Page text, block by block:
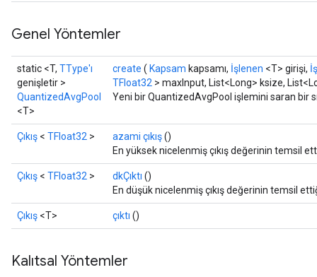
Genel Yöntemler
static <T, TType'ı
genişletir >
QuantizedAvgPool
<T>
create ( Kapsam kapsamı, İşlenen <T> girişi,
TFloat32 > maxInput, List<Long> ksize,
Yeni bir QuantizedAvgPool işlemini saran bir
Çıkış < TFloat32 > azami çıkış()
En yüksek nicelenmiş çıkış değerinin temsil
Çıkış < TFloat32 > dkÇıktı ()
En düşük nicelenmiş çıkış değerinin temsil
Çıkış <T> çıktı ()
Kalıtsal Yöntemler